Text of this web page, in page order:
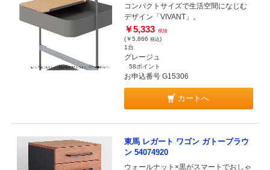
コンパクトサイズで生活空間になじむ
デザイン「VIVANT」。
￥5,333 税抜
(￥5,866 税込)
1台
グレージュ
58ポイント
お申込番号 G15306
カートへ
東馬 レガート ワゴン ガトーブラウ
ン 54074920
ウォールナット×黒がスマートでおしゃ